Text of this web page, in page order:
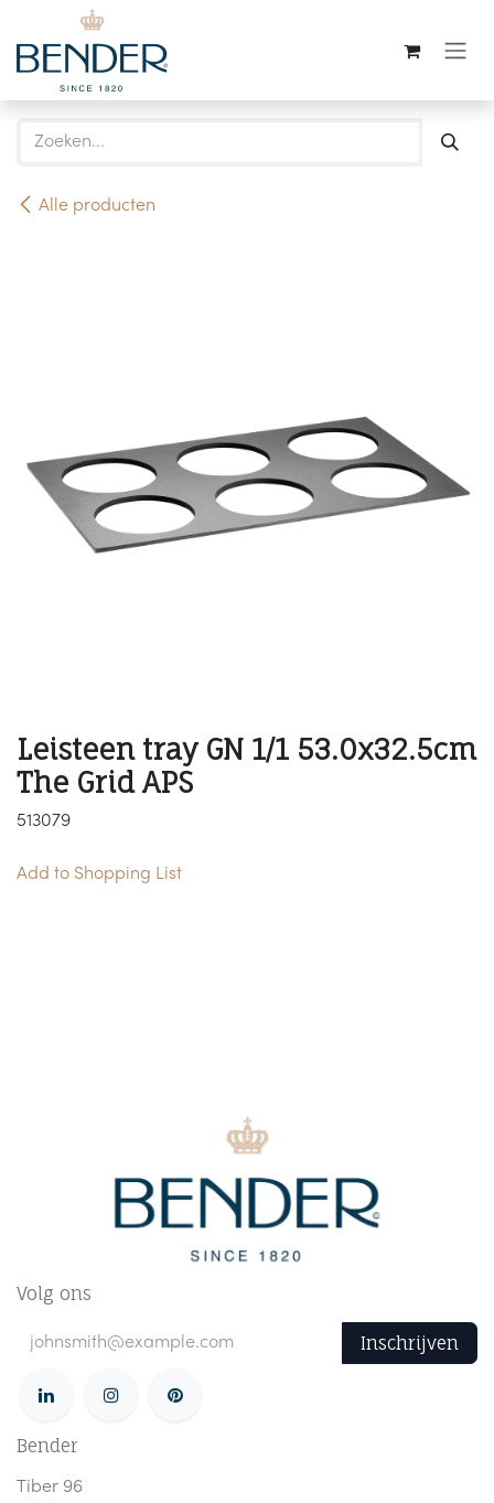
Overslaan naar inhoud
Alle producten
Leisteen tray GN 1/1 53.0x32.5cm
The Grid APS
513079
Add to Shopping List
Volg ons
Inschrijven
Bender
Tiber 96